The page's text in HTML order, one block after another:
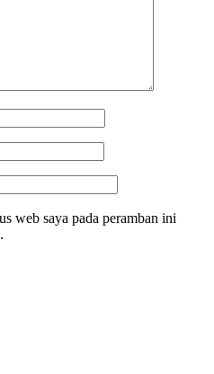
web saya pada peramban ini